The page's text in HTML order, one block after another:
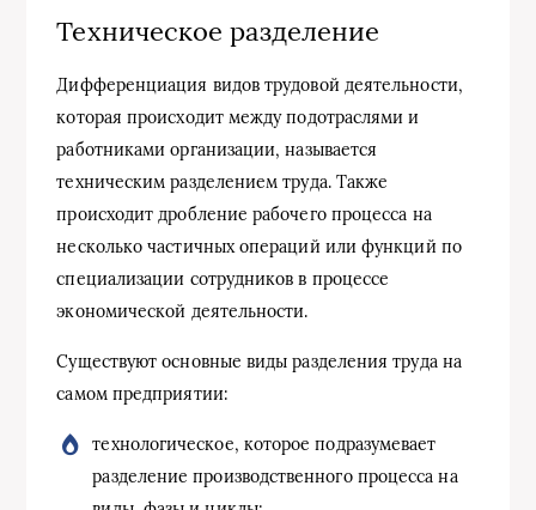
Техническое разделение
Дифференциация видов трудовой деятельности,
которая происходит между подотраслями и
работниками организации, называется
техническим разделением труда. Также
происходит дробление рабочего процесса на
несколько частичных операций или функций по
специализации сотрудников в процессе
экономической деятельности.
Существуют основные виды разделения труда на
самом предприятии:
технологическое, которое подразумевает
разделение производственного процесса на